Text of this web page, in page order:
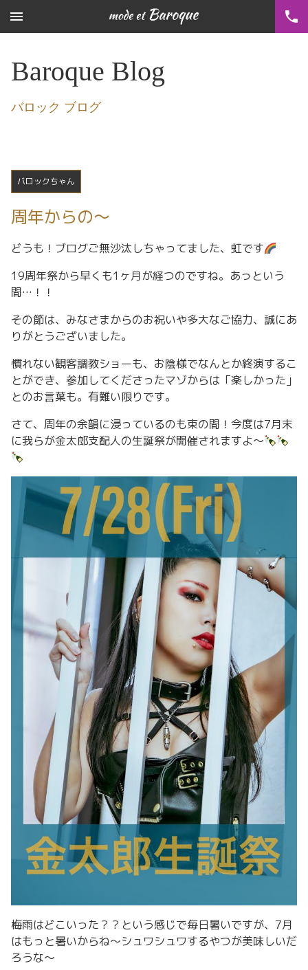
phone
menu
Baroque Blog
バロック ブログ
周年からの〜
バロックちゃん
どうも！ブログご無沙汰しちゃってました、虹です
19周年祭から早くも1ヶ月が経つのですね。あっという
間…！！
その節は、みなさまからのお祝いや多大なご協力、誠にあ
りがとうございました。
慣れない観客調教ショーも、お陰様でなんとか終演するこ
とができ、参加してくださったマゾからは「楽しかった」
とのお言葉も。有難い限りです。
さて、周年の余韻に浸っているのも束の間！今度は7月末
に我らが金太郎支配人の生誕祭が開催されますよ〜
梅雨はどこいった？？という感じで毎日暑いですが、7月
はもっと暑いからね〜シュワシュワするやつが美味しいだ
ろうな〜